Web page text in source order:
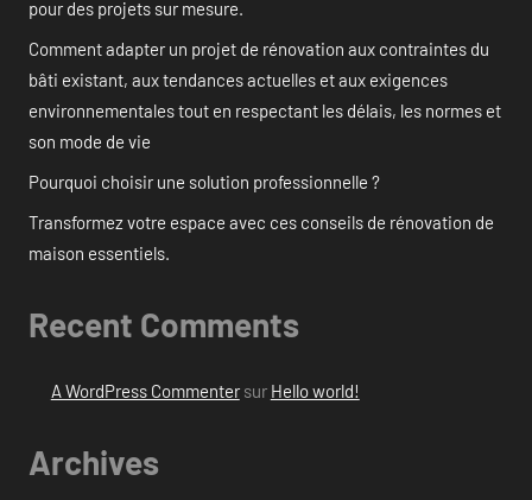
pour des projets sur mesure.
Comment adapter un projet de rénovation aux contraintes du
bâti existant, aux tendances actuelles et aux exigences
environnementales tout en respectant les délais, les normes et
son mode de vie
Pourquoi choisir une solution professionnelle ?
Transformez votre espace avec ces conseils de rénovation de
maison essentiels.
Recent Comments
A WordPress Commentersur Hello world!
Archives